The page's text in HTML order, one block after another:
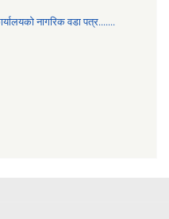
नागरिक वडा पत्र.......